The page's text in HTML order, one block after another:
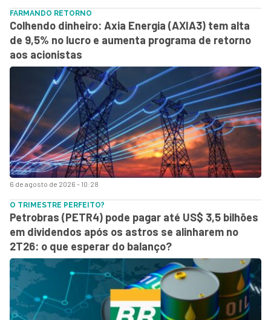
6 de agosto de 2026 - 10:28
FARMANDO RETORNO
Colhendo dinheiro: Axia Energia (AXIA3) tem alta
de 9,5% no lucro e aumenta programa de retorno
aos acionistas
O TRIMESTRE PERFEITO?
Petrobras (PETR4) pode pagar até US$ 3,5 bilhões
em dividendos após os astros se alinharem no
2T26: o que esperar do balanço?